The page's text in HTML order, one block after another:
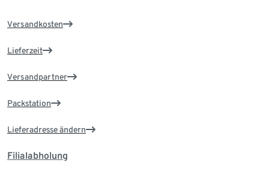
Versandkosten
Lieferzeit
Versandpartner
Packstation
Lieferadresse ändern
Filialabholung